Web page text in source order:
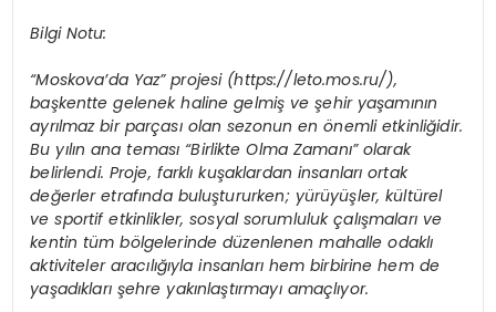
Bilgi Notu:
“Moskova’da Yaz” projesi (https://leto.mos.ru/),
başkentte gelenek haline gelmiş ve şehir yaşamının
ayrılmaz bir parçası olan sezonun en önemli etkinliğidir.
Bu yılın ana teması “Birlikte Olma Zamanı” olarak
belirlendi. Proje, farklı kuşaklardan insanları ortak
değerler etrafında buluştururken; yürüyüşler, kültürel
ve sportif etkinlikler, sosyal sorumluluk çalışmaları ve
kentin tüm bölgelerinde düzenlenen mahalle odaklı
aktiviteler aracılığıyla insanları hem birbirine hem de
yaşadıkları şehre yakınlaştırmayı amaçlıyor.